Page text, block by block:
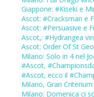
Giappone: #Kiseki e
Ascot: #Cracksman e
Ascot: #Persuasive e
Ascot,: #Hydrangea
Ascot: Order Of St
Milano: Solo in 4 nel
#Ascot,
#Ascot, ecco il
Milano, Gran Criterium
Milano: Domenica ci